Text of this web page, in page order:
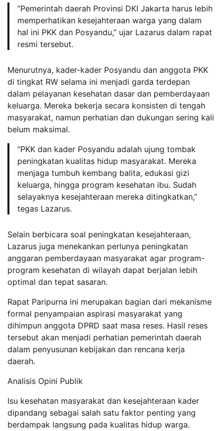
“Pemerintah daerah Provinsi DKI Jakarta harus lebih
memperhatikan kesejahteraan warga yang dalam
hal ini PKK dan Posyandu,” ujar Lazarus dalam rapat
resmi tersebut.
Menurutnya, kader-kader Posyandu dan anggota PKK
di tingkat RW selama ini menjadi garda terdepan
dalam pelayanan kesehatan dasar dan pemberdayaan
keluarga. Mereka bekerja secara konsisten di tengah
masyarakat, namun perhatian dan dukungan sering kali
belum maksimal.
“PKK dan kader Posyandu adalah ujung tombak
peningkatan kualitas hidup masyarakat. Mereka
menjaga tumbuh kembang balita, edukasi gizi
keluarga, hingga program kesehatan ibu. Sudah
selayaknya kesejahteraan mereka ditingkatkan,”
tegas Lazarus.
Selain berbicara soal peningkatan kesejahteraan,
Lazarus juga menekankan perlunya peningkatan
anggaran pemberdayaan masyarakat agar program-
program kesehatan di wilayah dapat berjalan lebih
optimal dan tepat sasaran.
Rapat Paripurna ini merupakan bagian dari mekanisme
formal penyampaian aspirasi masyarakat yang
dihimpun anggota DPRD saat masa reses. Hasil reses
tersebut akan menjadi perhatian pemerintah daerah
dalam penyusunan kebijakan dan rencana kerja
daerah.
Analisis Opini Publik
Isu kesehatan masyarakat dan kesejahteraan kader
dipandang sebagai salah satu faktor penting yang
berdampak langsung pada kualitas hidup warga.